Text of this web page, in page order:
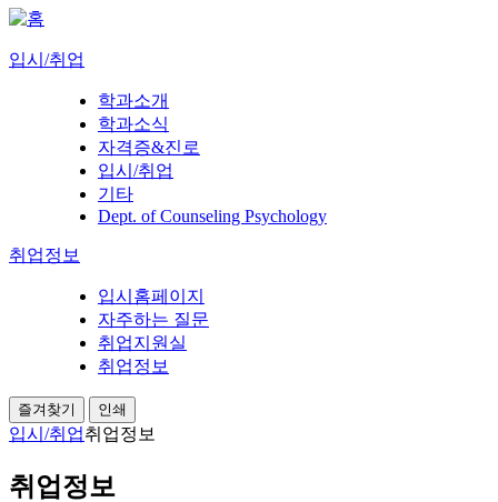
입시/취업
학과소개
학과소식
자격증&진로
입시/취업
기타
Dept. of Counseling Psychology
취업정보
입시홈페이지
자주하는 질문
취업지원실
취업정보
즐겨찾기 인쇄
입시/취업취업정보
취업정보